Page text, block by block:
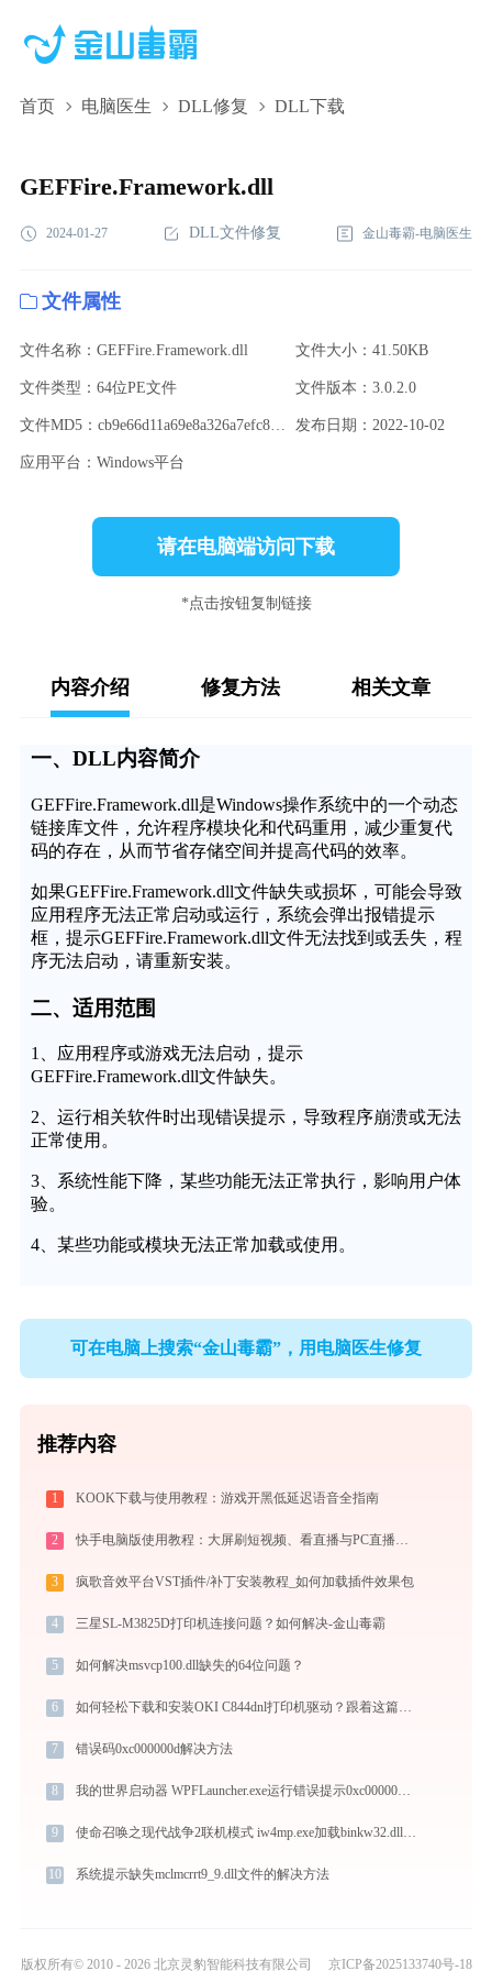
首页 电脑医生 DLL修复 DLL下载
GEFFire.Framework.dll,GEFFire.Framework.dll下
GEFFire.Framework.dll
2024-01-27 DLL文件修复 金山毒霸-电脑医生
文件属性
文件名称：GEFFire.Framework.dll 文件大小：41.50KB
文件类型：64位PE文件 文件版本：3.0.2.0
文件MD5：cb9e66d11a69e8a326a7efc8167c079b 发布日期：2022-10-02
应用平台：Windows平台
请在电脑端访问下载
*点击按钮复制链接
内容介绍 修复方法 相关文章
一、DLL内容简介
GEFFire.Framework.dll是Windows操作系统中的一个动态
链接库文件，允许程序模块化和代码重用，减少重复代
码的存在，从而节省存储空间并提高代码的效率。
如果GEFFire.Framework.dll文件缺失或损坏，可能会导致
应用程序无法正常启动或运行，系统会弹出报错提示
框，提示GEFFire.Framework.dll文件无法找到或丢失，程
序无法启动，请重新安装。
二、适用范围
1、应用程序或游戏无法启动，提示
GEFFire.Framework.dll文件缺失。
2、运行相关软件时出现错误提示，导致程序崩溃或无法
正常使用。
3、系统性能下降，某些功能无法正常执行，影响用户体
验。
4、某些功能或模块无法正常加载或使用。
可在电脑上搜索“金山毒霸”，用电脑医生修复
推荐内容
1 KOOK下载与使用教程：游戏开黑低延迟语音全指南
2 快手电脑版使用教程：大屏刷短视频、看直播与PC直播伴侣一站式指南
3 疯歌音效平台VST插件/补丁安装教程_如何加载插件效果包
4 三星SL-M3825D打印机连接问题？如何解决-金山毒霸
5 如何解决msvcp100.dll缺失的64位问题？
6 如何轻松下载和安装OKI C844dnl打印机驱动？跟着这篇指南走
7 错误码0xc000000d解决方法
8 我的世界启动器 WPFLauncher.exe运行错误提示0xc0000006的解决办法
9 使命召唤之现代战争2联机模式 iw4mp.exe加载binkw32.dll文件丢失处理办法
10 系统提示缺失mclmcrrt9_9.dll文件的解决方法
版权所有© 2010 - 2026 北京灵豹智能科技有限公司 京ICP备2025133740号-18